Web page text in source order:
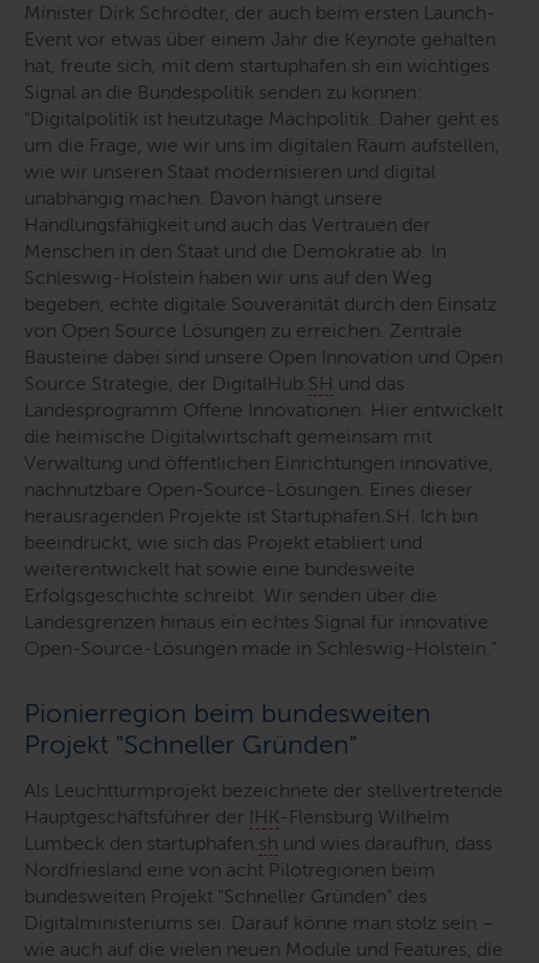
Minister Dirk Schrödter, der auch beim ersten Launch-
Event vor etwas über einem Jahr die Keynote gehalten
hat, freute sich, mit dem startuphafen.sh ein wichtiges
Signal an die Bundespolitik senden zu können:
"Digitalpolitik ist heutzutage Machpolitik. Daher geht es
um die Frage, wie wir uns im digitalen Raum aufstellen,
wie wir unseren Staat modernisieren und digital
unabhängig machen. Davon hängt unsere
Handlungsfähigkeit und auch das Vertrauen der
Menschen in den Staat und die Demokratie ab. In
Schleswig-Holstein haben wir uns auf den Weg
begeben, echte digitale Souveränität durch den Einsatz
von Open Source Lösungen zu erreichen. Zentrale
Bausteine dabei sind unsere Open Innovation und Open
Source Strategie, der DigitalHub. SH und das
Landesprogramm Offene Innovationen. Hier entwickelt
die heimische Digitalwirtschaft gemeinsam mit
Verwaltung und öffentlichen Einrichtungen innovative,
nachnutzbare Open-Source-Lösungen. Eines dieser
herausragenden Projekte ist Startuphafen.SH. Ich bin
beeindruckt, wie sich das Projekt etabliert und
weiterentwickelt hat sowie eine bundesweite
Erfolgsgeschichte schreibt. Wir senden über die
Landesgrenzen hinaus ein echtes Signal für innovative
Open-Source-Lösungen made in Schleswig-Holstein."
Pionierregion beim bundesweiten
Projekt "Schneller Gründen"
Als Leuchtturmprojekt bezeichnete der stellvertretende
Hauptgeschäftsführer der IHK-Flensburg Wilhelm
Lumbeck den startuphafen. sh und wies daraufhin, dass
Nordfriesland eine von acht Pilotregionen beim
bundesweiten Projekt "Schneller Gründen" des
Digitalministeriums sei. Darauf könne man stolz sein –
wie auch auf die vielen neuen Module und Features, die